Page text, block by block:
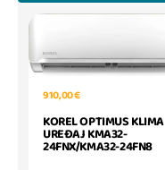
910,00 €
KOREL OPTIMUS KLIMA
UREĐAJ KMA32-
24FNX/KMA32-24FN8